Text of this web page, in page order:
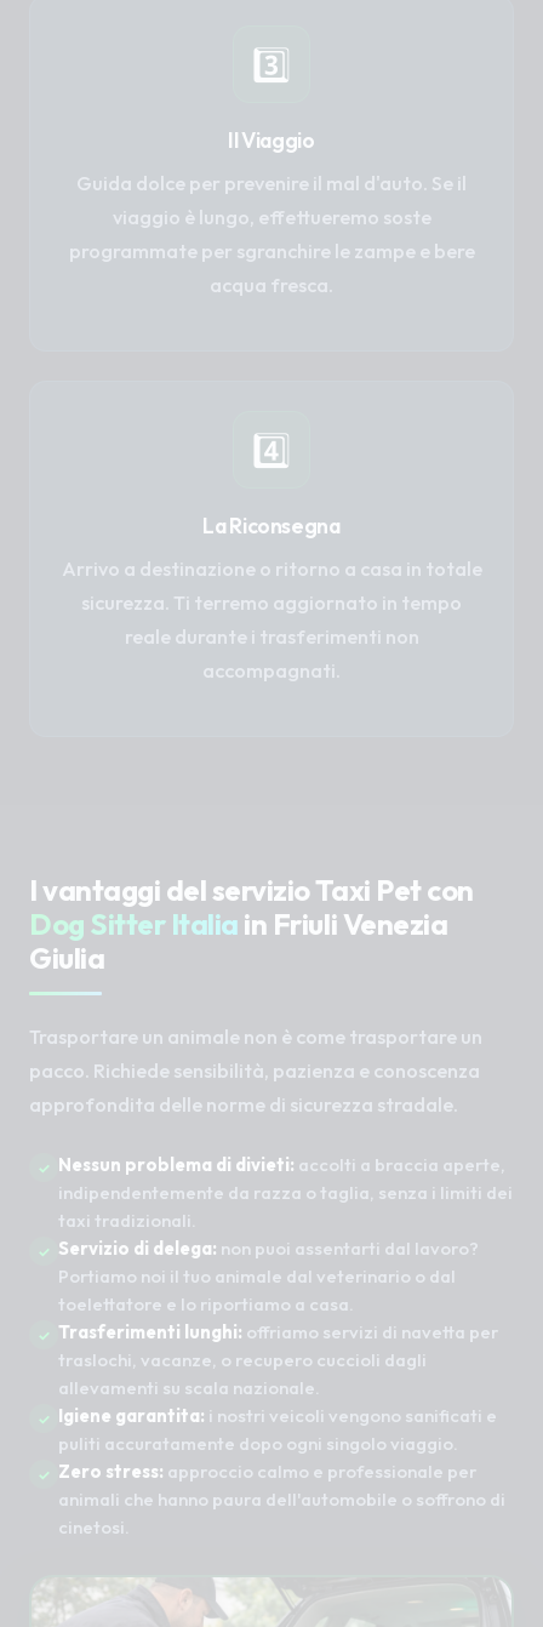
3️⃣
Il Viaggio
Guida dolce per prevenire il mal d'auto. Se il
viaggio è lungo, effettueremo soste
programmate per sgranchire le zampe e bere
acqua fresca.
4️⃣
La Riconsegna
Arrivo a destinazione o ritorno a casa in totale
sicurezza. Ti terremo aggiornato in tempo
reale durante i trasferimenti non
accompagnati.
I vantaggi del servizio Taxi Pet con
Dog Sitter Italia in Friuli Venezia
Giulia
Trasportare un animale non è come trasportare un
pacco. Richiede sensibilità, pazienza e conoscenza
approfondita delle norme di sicurezza stradale.
Nessun problema di divieti: accolti a braccia aperte,
indipendentemente da razza o taglia, senza i limiti dei
taxi tradizionali.
Servizio di delega: non puoi assentarti dal lavoro?
Portiamo noi il tuo animale dal veterinario o dal
toelettatore e lo riportiamo a casa.
Trasferimenti lunghi: offriamo servizi di navetta per
traslochi, vacanze, o recupero cuccioli dagli
allevamenti su scala nazionale.
Igiene garantita: i nostri veicoli vengono sanificati e
puliti accuratamente dopo ogni singolo viaggio.
Zero stress: approccio calmo e professionale per
animali che hanno paura dell'automobile o soffrono di
cinetosi.